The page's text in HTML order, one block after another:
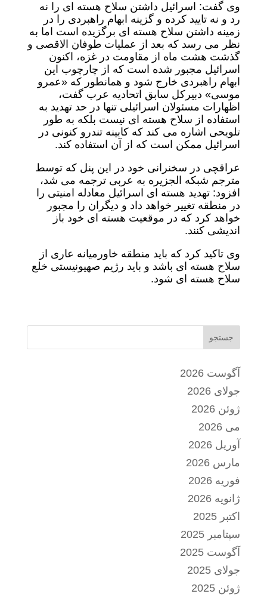
وی گفت: اسرائیل داشتن سلاح هسته ای را نه
رد و نه تایید کرده و گزینه ابهام راهبردی را در
زمینه داشتن سلاح هسته ای برگزیده است اما به
نظر می رسد که بعد از عملیات طوفان الاقصی و
گذشت هشت ماه از مقاومت در غزه، اکنون
اسرائیل مجبور شده است که از چارچوب این
ابهام راهبردی خارج شود و همانطور که «عمرو
موسی» دبیرکل سابق اتحادیه عرب گفت،
اظهارات مسئولان اسرائیلی تنها در حد تهدید به
استفاده از سلاح هسته ای نیست بلکه به طور
تلویحی اشاره می کند که کابینه تندرو کنونی در
اسرائیل ممکن است که از آن استفاده کند.
عراقچی در سخنرانی خود در این پنل که توسط
مترجم شبکه الجزیره به عربی ترجمه می شد،
افزود: تهدید هسته ای اسرائیل معادله امنیتی را
در منطقه تغییر خواهد داد و دیگران را مجبور
خواهد کرد که در موقعیت هسته ای خود باز
اندیشی کنند.
وی تاکید کرد که باید منطقه خاورمیانه عاری از
سلاح هسته ای باشد و باید رژیم صهیونیستی خلع
سلاح هسته ای شود.
جستجو
آگوست 2026
جولای 2026
ژوئن 2026
می 2026
آوریل 2026
مارس 2026
فوریه 2026
ژانویه 2026
اکتبر 2025
سپتامبر 2025
آگوست 2025
جولای 2025
ژوئن 2025